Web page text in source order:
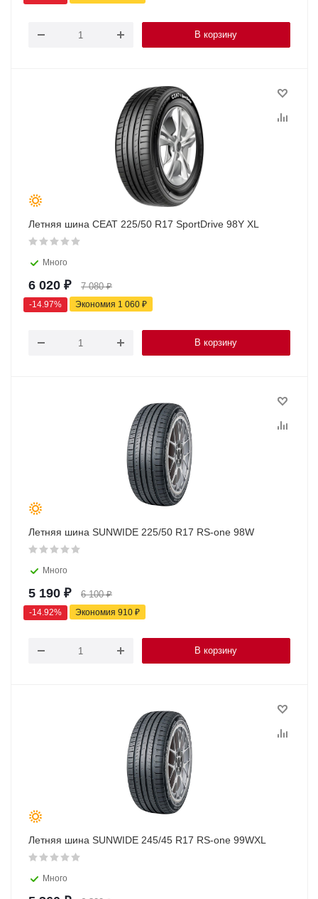
В корзину
Летняя шина CEAT 225/50 R17 SportDrive 98Y XL
Много
6 020 ₽ 7 080₽
-14.97% Экономия 1 060 ₽
В корзину
Летняя шина SUNWIDE 225/50 R17 RS-one 98W
Много
5 190 ₽ 6 100₽
-14.92% Экономия 910 ₽
В корзину
Летняя шина SUNWIDE 245/45 R17 RS-one 99WXL
Много